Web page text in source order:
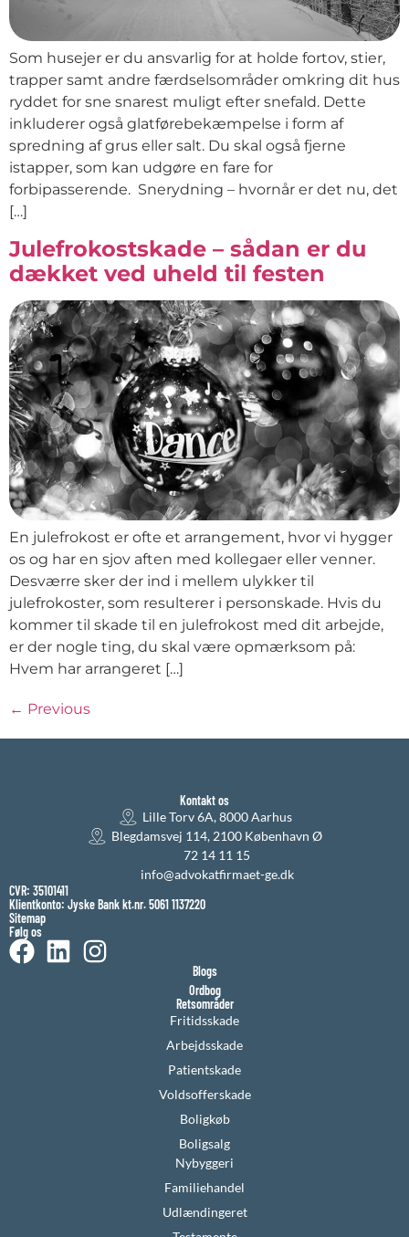
Som husejer er du ansvarlig for at holde fortov, stier,
trapper samt andre færdselsområder omkring dit hus
ryddet for sne snarest muligt efter snefald. Dette
inkluderer også glatførebekæmpelse i form af
spredning af grus eller salt. Du skal også fjerne
istapper, som kan udgøre en fare for
forbipasserende. Snerydning – hvornår er det nu, det
[…]
Julefrokostskade – sådan er du
dækket ved uheld til festen
En julefrokost er ofte et arrangement, hvor vi hygger
os og har en sjov aften med kollegaer eller venner.
Desværre sker der ind i mellem ulykker til
julefrokoster, som resulterer i personskade. Hvis du
kommer til skade til en julefrokost med dit arbejde,
er der nogle ting, du skal være opmærksom på:
Hvem har arrangeret […]
← Previous
Kontakt os
Lille Torv 6A, 8000 Aarhus
Blegdamsvej 114, 2100 København Ø
72 14 11 15
info@advokatfirmaet-ge.dk
CVR: 35101411
Klientkonto: Jyske Bank kt.nr. 5061 1137220
Sitemap
Følg os
Blogs
Ordbog
Retsområder
Fritidsskade
Arbejdsskade
Patientskade
Voldsofferskade
Boligkøb
Boligsalg
Nybyggeri
Familiehandel
Udlændingeret